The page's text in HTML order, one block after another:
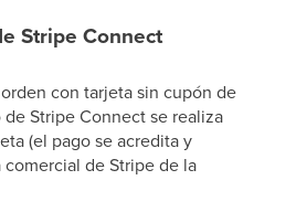
Stripe Connect
con tarjeta sin cupón de
Stripe Connect se realiza
(el pago se acredita y
de Stripe de la